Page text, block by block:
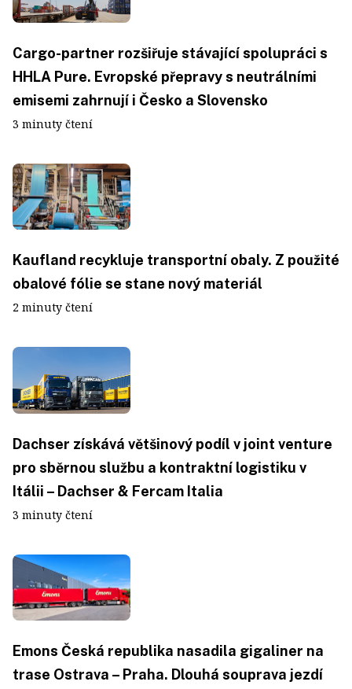
Cargo-partner rozšiřuje stávající spolupráci s
HHLA Pure. Evropské přepravy s neutrálními
emisemi zahrnují i Česko a Slovensko
3 minuty čtení
Kaufland recykluje transportní obaly. Z použité
obalové fólie se stane nový materiál
2 minuty čtení
Dachser získává většinový podíl v joint venture
pro sběrnou službu a kontraktní logistiku v
Itálii – Dachser & Fercam Italia
3 minuty čtení
Emons Česká republika nasadila gigaliner na
trase Ostrava – Praha. Dlouhá souprava jezdí